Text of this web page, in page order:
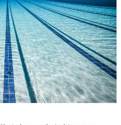
u
i
R
e
k
r
e
a
c